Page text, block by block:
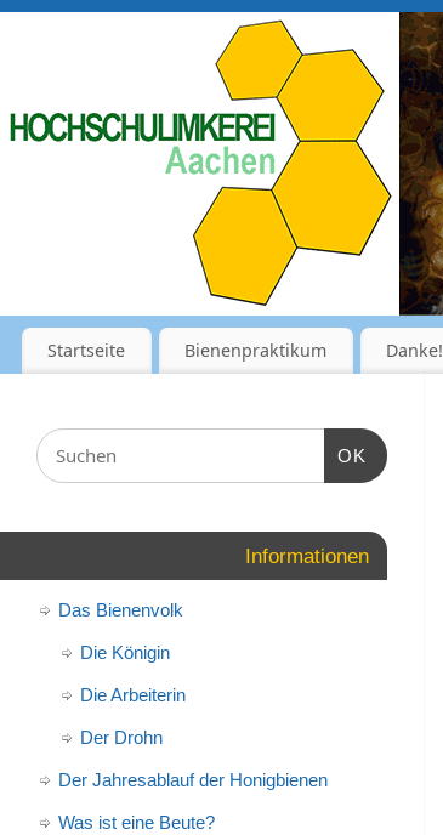
Startseite Bienenpraktikum Danke!
OK
Informationen
Das Bienenvolk
Die Königin
Die Arbeiterin
Der Drohn
Der Jahresablauf der Honigbienen
Was ist eine Beute?